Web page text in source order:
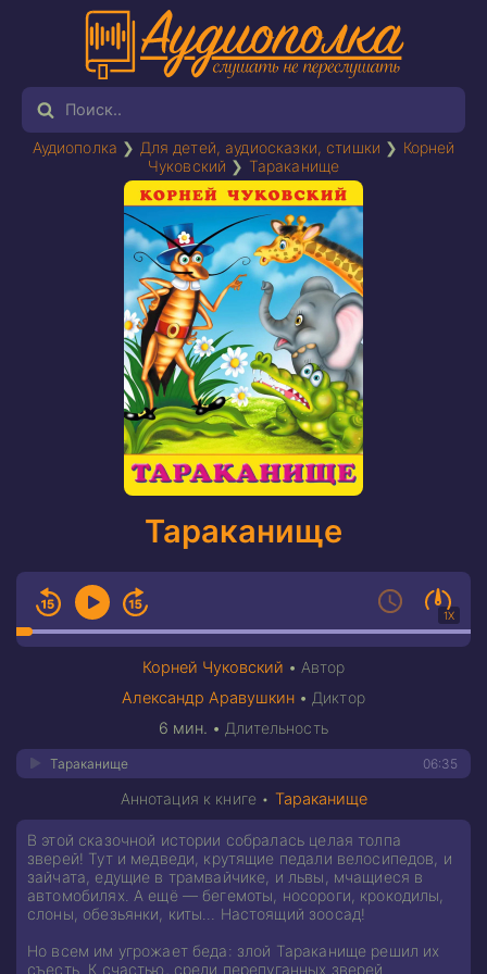
Аудиополка ❯ Для детей, аудиосказки, стишки ❯ Корней
Чуковский ❯ Тараканище
Тараканище
1X
Корней Чуковский • Автор
Александр Аравушкин •Диктор
6 мин. •Длительность
06:35
Тараканище
Аннотация к книге • Тараканище
В этой сказочной истории собралась целая толпа
зверей! Тут и медведи, крутящие педали велосипедов, и
зайчата, едущие в трамвайчике, и львы, мчащиеся в
автомобилях. А ещё — бегемоты, носороги, крокодилы,
слоны, обезьянки, киты… Настоящий зоосад!
Но всем им угрожает беда: злой Тараканище решил их
съесть. К счастью, среди перепуганных зверей